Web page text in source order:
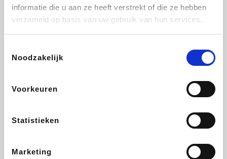
informatie die u aan ze heeft verstrekt of die ze hebben
verzameld op basis van uw gebruik van hun services.
Noodzakelijk
Voorkeuren
Statistieken
Marketing
Sarenza Interhome Schiesser Bolt Energie
DeubaXXL
Ekoi About You